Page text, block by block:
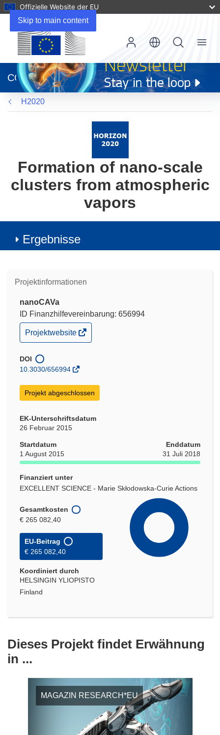
Skip to main content
Offizielle Website der EU
neuem
Fenster)
CORDIS
Menu
H2020
Formation of nano-scale
clusters from atmospheric
vapors
Ergebnisse
Projektinformationen
nanoCAVa
ID Finanzhilfevereinbarung: 656994
(öffnet
in
Fenster)
Projektwebsite
DOI
10.3030/656994
Projekt abgeschlossen
EK-Unterschriftsdatum
26 Februar 2015
Startdatum
1 August 2015
Enddatum
31 Juli 2018
Finanziert unter
EXCELLENT SCIENCE - Marie Skłodowska-Curie Actions
Gesamtkosten
€ 265 082,40
EU-Beitrag
€ 265 082,40
Koordiniert durch
HELSINGIN YLIOPISTO
Finland
Dieses Projekt findet Erwähnung
in ...
MAGAZIN RESEARCH*EU